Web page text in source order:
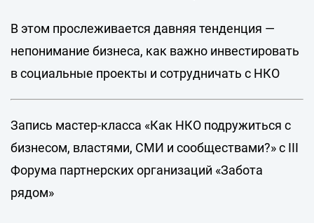
В этом прослеживается давняя тенденция —
непонимание бизнеса, как важно инвестировать
в социальные проекты и сотрудничать с НКО
Запись мастер-класса «Как НКО подружиться с
бизнесом, властями, СМИ и сообществами?» с III
Форума партнерских организаций «Забота
рядом»